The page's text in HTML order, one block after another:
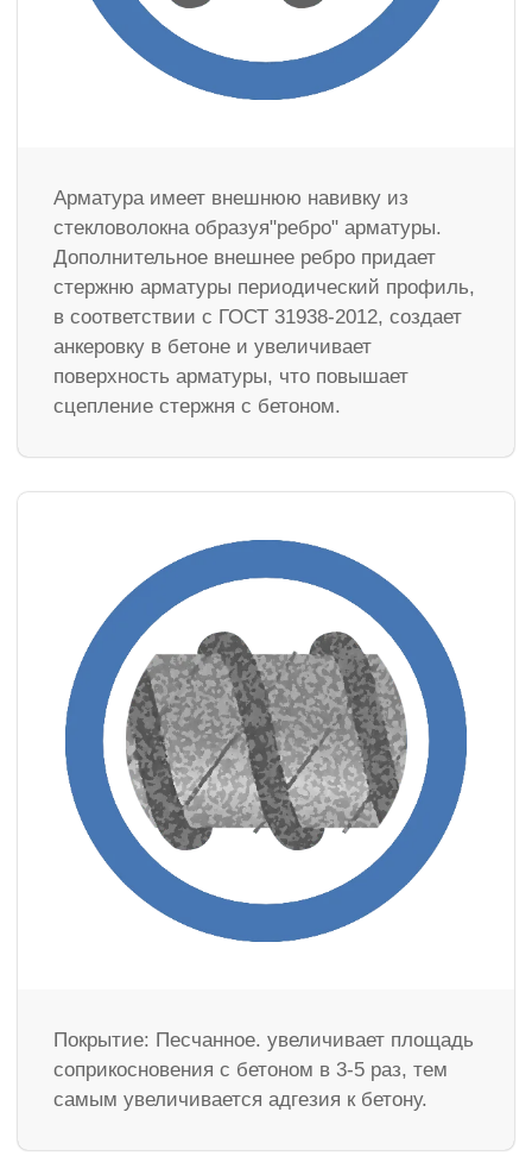
Арматура имеет внешнюю навивку из
стекловолокна образуя"ребро" арматуры.
Дополнительное внешнее ребро придает
стержню арматуры периодический профиль,
в соответствии с ГОСТ 31938-2012, создает
анкеровку в бетоне и увеличивает
поверхность арматуры, что повышает
сцепление стержня с бетоном.
Покрытие: Песчанное. увеличивает площадь
соприкосновения с бетоном в 3-5 раз, тем
самым увеличивается адгезия к бетону.